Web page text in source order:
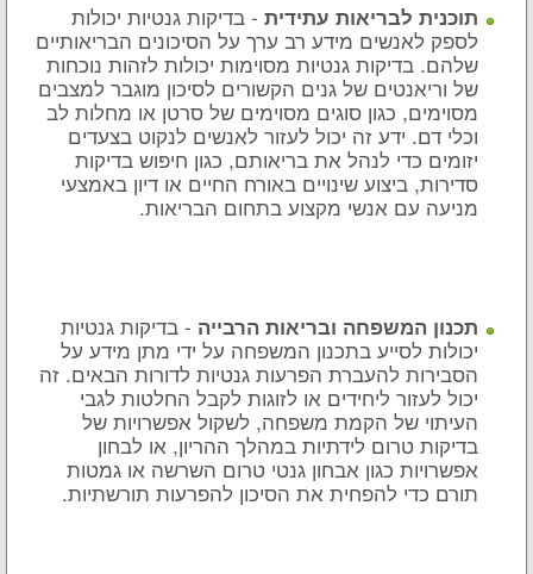
תוכנית לבריאות עתידית - בדיקות גנטיות יכולות
לספק לאנשים מידע רב ערך על הסיכונים הבריאותיים
שלהם. בדיקות גנטיות מסוימות יכולות לזהות נוכחות
של וריאנטים של גנים הקשורים לסיכון מוגבר למצבים
מסוימים, כגון סוגים מסוימים של סרטן או מחלות לב
וכלי דם. ידע זה יכול לעזור לאנשים לנקוט בצעדים
יזומים כדי לנהל את בריאותם, כגון חיפוש בדיקות
סדירות, ביצוע שינויים באורח החיים או דיון באמצעי
מניעה עם אנשי מקצוע בתחום הבריאות.
תכנון המשפחה ובריאות הרבייה - בדיקות גנטיות
יכולות לסייע בתכנון המשפחה על ידי מתן מידע על
הסבירות להעברת הפרעות גנטיות לדורות הבאים. זה
יכול לעזור ליחידים או לזוגות לקבל החלטות לגבי
העיתוי של הקמת משפחה, לשקול אפשרויות של
בדיקות טרום לידתיות במהלך ההריון, או לבחון
אפשרויות כגון אבחון גנטי טרום השרשה או גמטות
תורם כדי להפחית את הסיכון להפרעות תורשתיות.